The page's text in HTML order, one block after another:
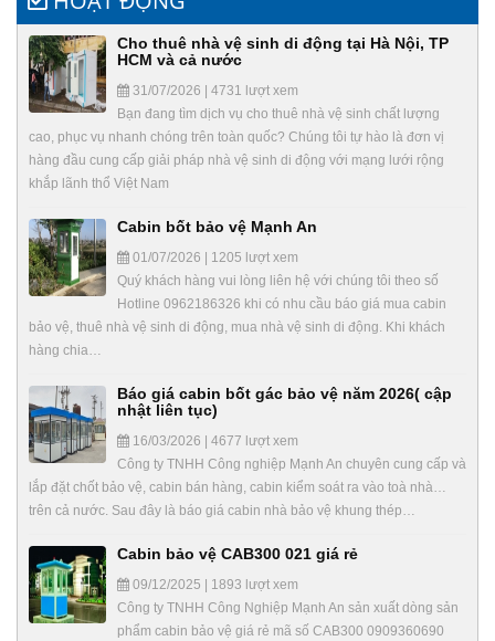
Cho thuê nhà vệ sinh di động tại Hà Nội, TP
HCM và cả nước
31/07/2026 | 4731 lượt xem
Bạn đang tìm dịch vụ cho thuê nhà vệ sinh chất lượng
cao, phục vụ nhanh chóng trên toàn quốc? Chúng tôi tự hào là đơn vị
hàng đầu cung cấp giải pháp nhà vệ sinh di động với mạng lưới rộng
khắp lãnh thổ Việt Nam
Cabin bốt bảo vệ Mạnh An
01/07/2026 | 1205 lượt xem
Quý khách hàng vui lòng liên hệ với chúng tôi theo số
Hotline 0962186326 khi có nhu cầu báo giá mua cabin
bảo vệ, thuê nhà vệ sinh di động, mua nhà vệ sinh di động. Khi khách
hàng chia…
Báo giá cabin bốt gác bảo vệ năm 2026( cập
nhật liên tục)
16/03/2026 | 4677 lượt xem
Công ty TNHH Công nghiệp Mạnh An chuyên cung cấp và
lắp đặt chốt bảo vệ, cabin bán hàng, cabin kiểm soát ra vào toà nhà…
trên cả nước. Sau đây là báo giá cabin nhà bảo vệ khung thép…
Cabin bảo vệ CAB300 021 giá rẻ
09/12/2025 | 1893 lượt xem
Công ty TNHH Công Nghiệp Mạnh An sản xuất dòng sản
phẩm cabin bảo vệ giá rẻ mã số CAB300 0909360690